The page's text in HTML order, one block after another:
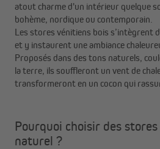
atout charme d'un intérieur quelque
bohème, nordique ou contemporain.
Les stores vénitiens bois s’intègrent
et y instaurent une ambiance
Proposés dans des tons naturels,
la terre, ils souffleront un vent de
transformeront en un cocon qui
Pourquoi choisir des
naturel ?